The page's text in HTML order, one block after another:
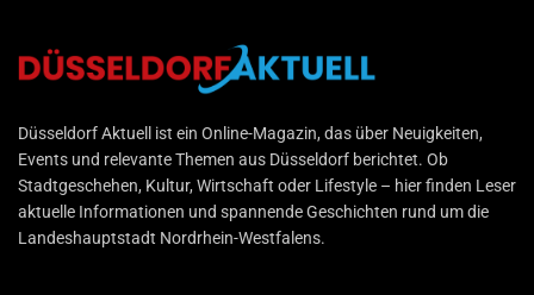
Düsseldorf Aktuell
Düsseldorf Aktuell ist ein Online-Magazin, das über Neuigkeiten,
Events und relevante Themen aus Düsseldorf berichtet. Ob
Stadtgeschehen, Kultur, Wirtschaft oder Lifestyle – hier finden Leser
aktuelle Informationen und spannende Geschichten rund um die
Landeshauptstadt Nordrhein-Westfalens.